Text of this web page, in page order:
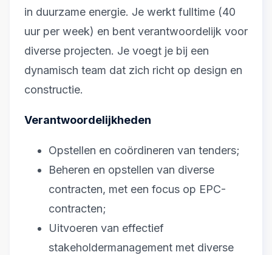
in duurzame energie. Je werkt fulltime (40
uur per week) en bent verantwoordelijk voor
diverse projecten. Je voegt je bij een
dynamisch team dat zich richt op design en
constructie.
Verantwoordelijkheden
Opstellen en coördineren van tenders;
Beheren en opstellen van diverse
contracten, met een focus op EPC-
contracten;
Uitvoeren van effectief
stakeholdermanagement met diverse